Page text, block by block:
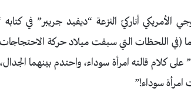
الأمريكي أناركيّ النزعة “ديفيد جريبر” في
(في اللحظات التي سبقت ميلاد حركة
على كلام قالته امرأة سوداء، واحتدم بينهما
سوداء!”